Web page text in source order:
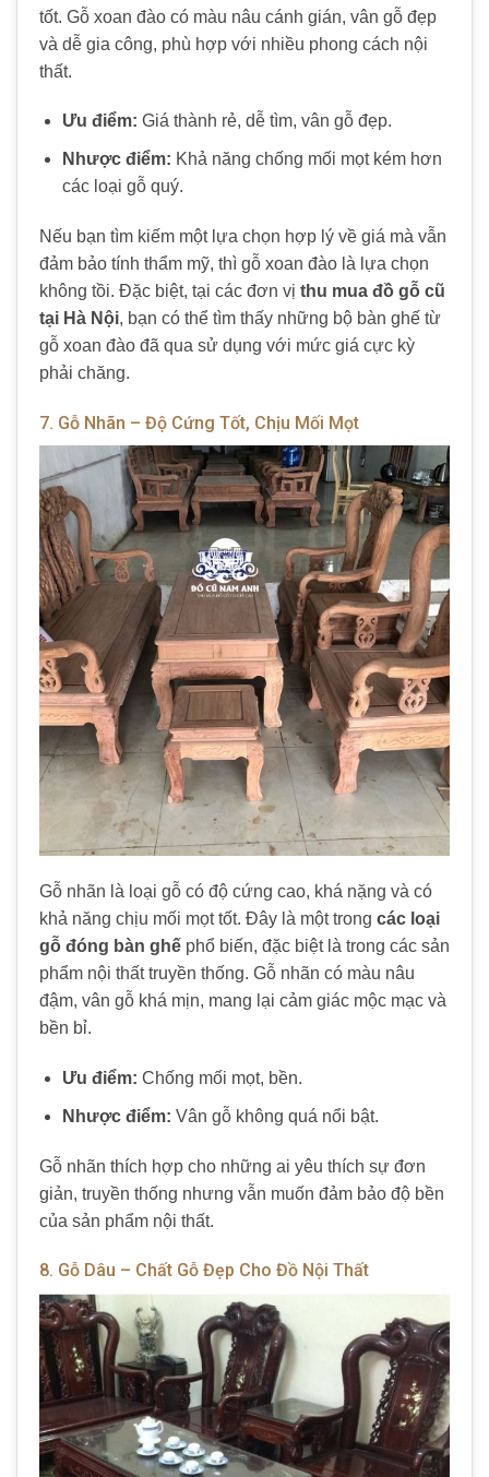
tốt. Gỗ xoan đào có màu nâu cánh gián, vân gỗ đẹp
và dễ gia công, phù hợp với nhiều phong cách nội
thất.
Ưu điểm: Giá thành rẻ, dễ tìm, vân gỗ đẹp.
Nhược điểm: Khả năng chống mối mọt kém hơn
các loại gỗ quý.
Nếu bạn tìm kiếm một lựa chọn hợp lý về giá mà vẫn
đảm bảo tính thẩm mỹ, thì gỗ xoan đào là lựa chọn
không tồi. Đặc biệt, tại các đơn vị thu mua đồ gỗ cũ
tại Hà Nội, bạn có thể tìm thấy những bộ bàn ghế từ
gỗ xoan đào đã qua sử dụng với mức giá cực kỳ
phải chăng.
7. Gỗ Nhãn – Độ Cứng Tốt, Chịu Mối Mọt
Gỗ nhãn là loại gỗ có độ cứng cao, khá nặng và có
khả năng chịu mối mọt tốt. Đây là một trong các loại
gỗ đóng bàn ghế phổ biến, đặc biệt là trong các sản
phẩm nội thất truyền thống. Gỗ nhãn có màu nâu
đậm, vân gỗ khá mịn, mang lại cảm giác mộc mạc và
bền bỉ.
Ưu điểm: Chống mối mọt, bền.
Nhược điểm: Vân gỗ không quá nổi bật.
Gỗ nhãn thích hợp cho những ai yêu thích sự đơn
giản, truyền thống nhưng vẫn muốn đảm bảo độ bền
của sản phẩm nội thất.
8. Gỗ Dâu – Chất Gỗ Đẹp Cho Đồ Nội Thất